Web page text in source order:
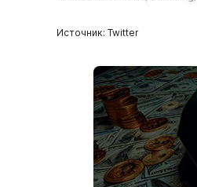
Источник: Twitter